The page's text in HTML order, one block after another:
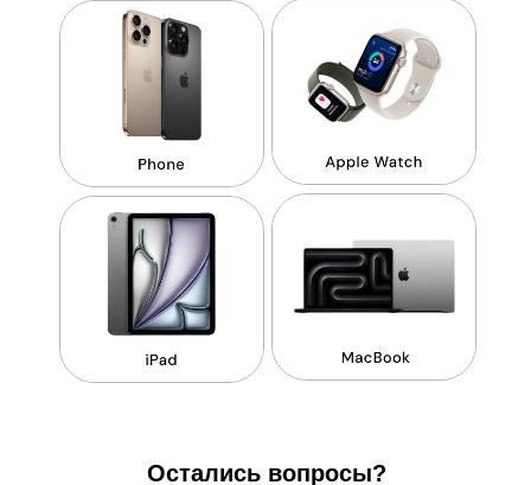
Остались вопросы?